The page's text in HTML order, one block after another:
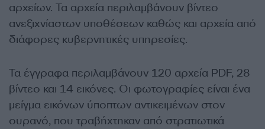
αρχείων. Τα αρχεία περιλαμβάνουν βίντεο
ανεξιχνίαστων υποθέσεων καθώς και αρχεία από
διάφορες κυβερνητικές υπηρεσίες.
Τα έγγραφα περιλαμβάνουν 120 αρχεία PDF, 28
βίντεο και 14 εικόνες. Οι φωτογραφίες είναι ένα
μείγμα εικόνων ύποπτων αντικειμένων στον
ουρανό, που τραβήχτηκαν από στρατιωτικά